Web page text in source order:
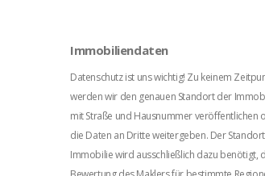
Immobiliendaten
Datenschutz ist uns wichtig! Zu keinem
werden wir den genauen Standort der
mit Straße und Hausnummer veröffentlichen
die Daten an Dritte weitergeben. Der
Immobilie wird ausschließlich dazu benötigt,